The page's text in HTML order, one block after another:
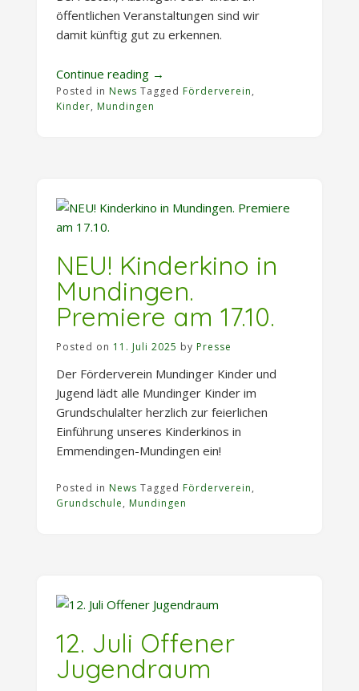
öffentlichen Veranstaltungen sind wir
damit künftig gut zu erkennen.
Continue reading „T-
Shirts
für
Eichelsbächle“
→
Posted in News Tagged Förderverein,
Kinder, Mundingen
NEU! Kinderkino in
Mundingen.
Premiere am 17.10.
Posted on 11. Juli 2025 by Presse
Der Förderverein Mundinger Kinder und
Jugend lädt alle Mundinger Kinder im
Grundschulalter herzlich zur feierlichen
Einführung unseres Kinderkinos in
Emmendingen-Mundingen ein!
Posted in News Tagged Förderverein,
Grundschule, Mundingen
12. Juli Offener
Jugendraum